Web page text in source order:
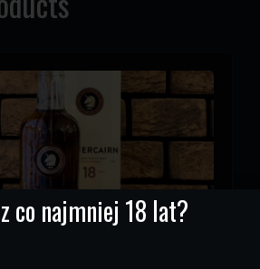
co najmniej 18 lat?